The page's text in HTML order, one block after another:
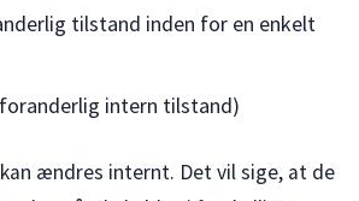
tilstand inden for en enkelt
intern tilstand)
ændres internt. Det vil sige, at de